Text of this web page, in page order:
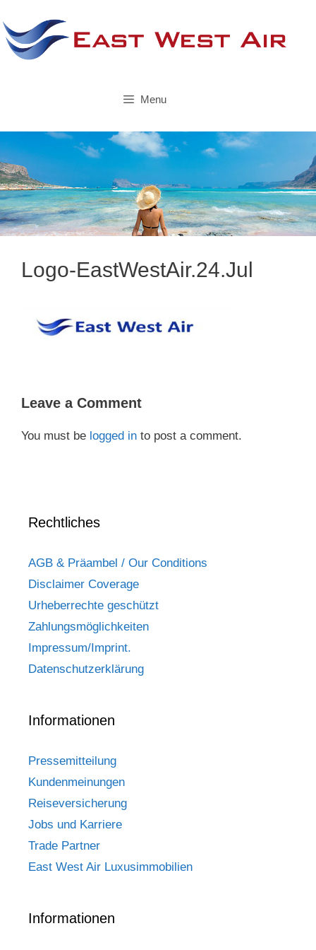
to
content
Menu
Logo-EastWestAir.24.Jul
Leave a Comment
You must be logged in to post a comment.
Rechtliches
AGB & Präambel / Our Conditions
Disclaimer Coverage
Urheberrechte geschützt
Zahlungsmöglichkeiten
Impressum/Imprint.
Datenschutzerklärung
Informationen
Pressemitteilung
Kundenmeinungen
Reiseversicherung
Jobs und Karriere
Trade Partner
East West Air Luxusimmobilien
Informationen